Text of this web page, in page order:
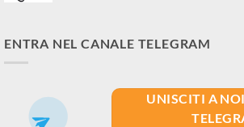
ENTRA NEL CANALE TELEGRAM
UNISCITI A